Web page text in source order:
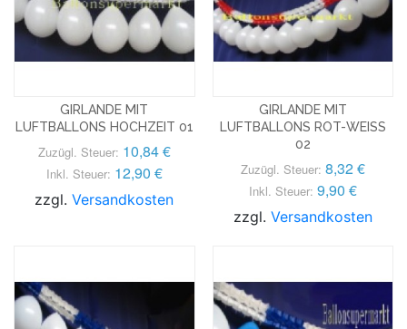
GIRLANDE MIT
LUFTBALLONS HOCHZEIT 01
Zuzügl. Steuer: 10,84 €
Inkl. Steuer: 12,90 €
zzgl.Versandkosten
GIRLANDE MIT
LUFTBALLONS ROT-WEISS
02
Zuzügl. Steuer: 8,32 €
Inkl. Steuer: 9,90 €
zzgl. Versandkosten